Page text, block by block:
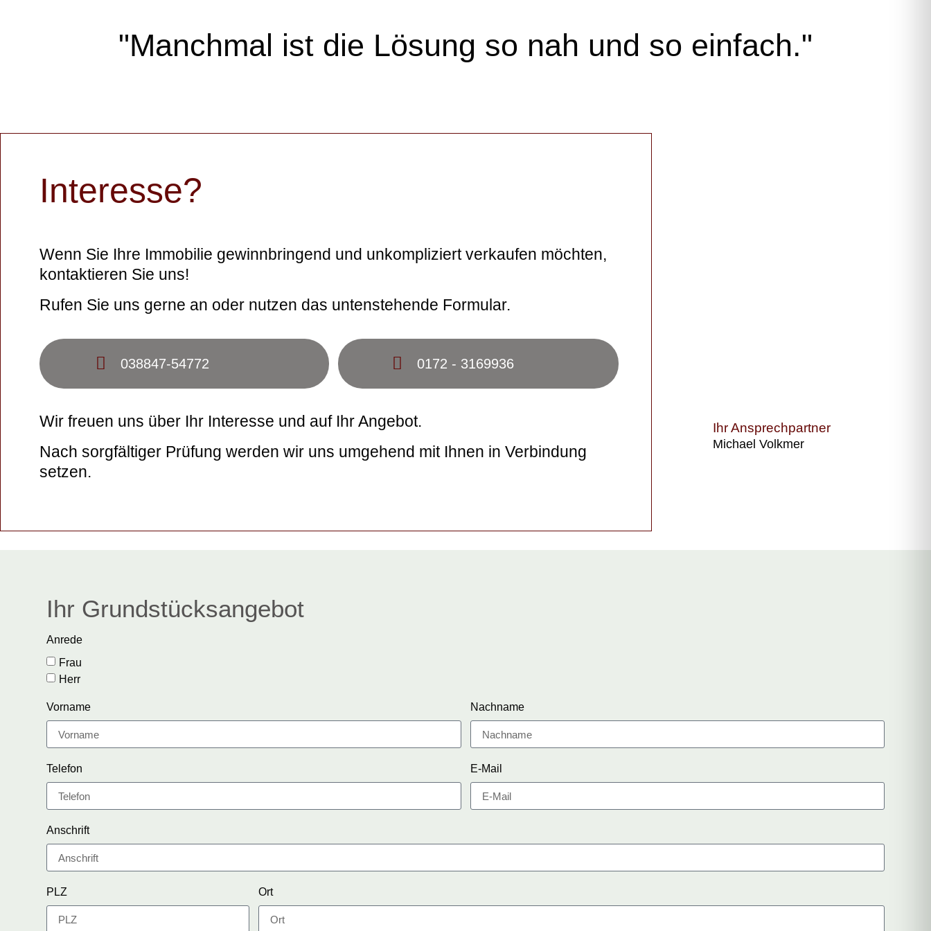
"Manchmal ist die Lösung so nah und so einfach."
Interesse?
Wenn Sie Ihre Immobilie gewinnbringend und unkompliziert verkaufen möchten,
kontaktieren Sie uns!
Rufen Sie uns gerne an oder nutzen das untenstehende Formular.
038847-54772 0172 - 3169936
Wir freuen uns über Ihr Interesse und auf Ihr Angebot.
Nach sorgfältiger Prüfung werden wir uns umgehend mit Ihnen in Verbindung
setzen.
Ihr Ansprechpartner
Michael Volkmer
Ihr Grundstücksangebot
Anrede
Frau
Herr
Vorname Nachname
Telefon E-Mail
Anschrift
PLZ Ort